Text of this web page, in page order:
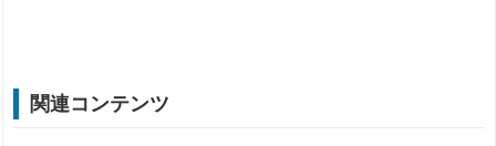
関連コンテンツ